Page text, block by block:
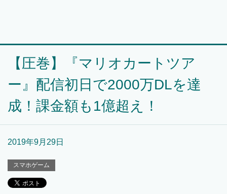
【圧巻】『マリオカートツア
ー』配信初日で2000万DLを達
成！課金額も1億超え！
2019年9月29日
スマホゲーム